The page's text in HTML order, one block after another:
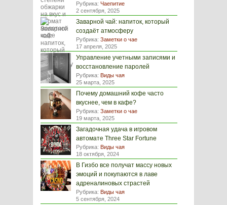
Рубрика: Чаепитие
2 сентября, 2025
Заварной чай: напиток, который
создаёт атмосферу
Рубрика: Заметки о чае
17 апреля, 2025
Управление учетными записями и
восстановление паролей
Рубрика: Виды чая
25 марта, 2025
Почему домашний кофе часто
вкуснее, чем в кафе?
Рубрика: Заметки о чае
19 марта, 2025
Загадочная удача в игровом
автомате Three Star Fortune
Рубрика: Виды чая
18 октября, 2024
В Гизбо все получат массу новых
эмоций и покупаются в лаве
адреналиновых страстей
Рубрика: Виды чая
5 сентября, 2024